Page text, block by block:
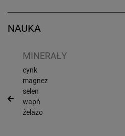
NAUKA
MINERAŁY
cynk
magnez
selen
wapń
żelazo